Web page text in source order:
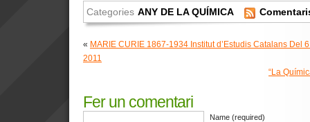
Categories ANY DE LA QUÍMICA
« MARIE CURIE 1867-1934 Institut d’Estudis Catalans Del
2011
“La
Fer un comentari
Name (required)